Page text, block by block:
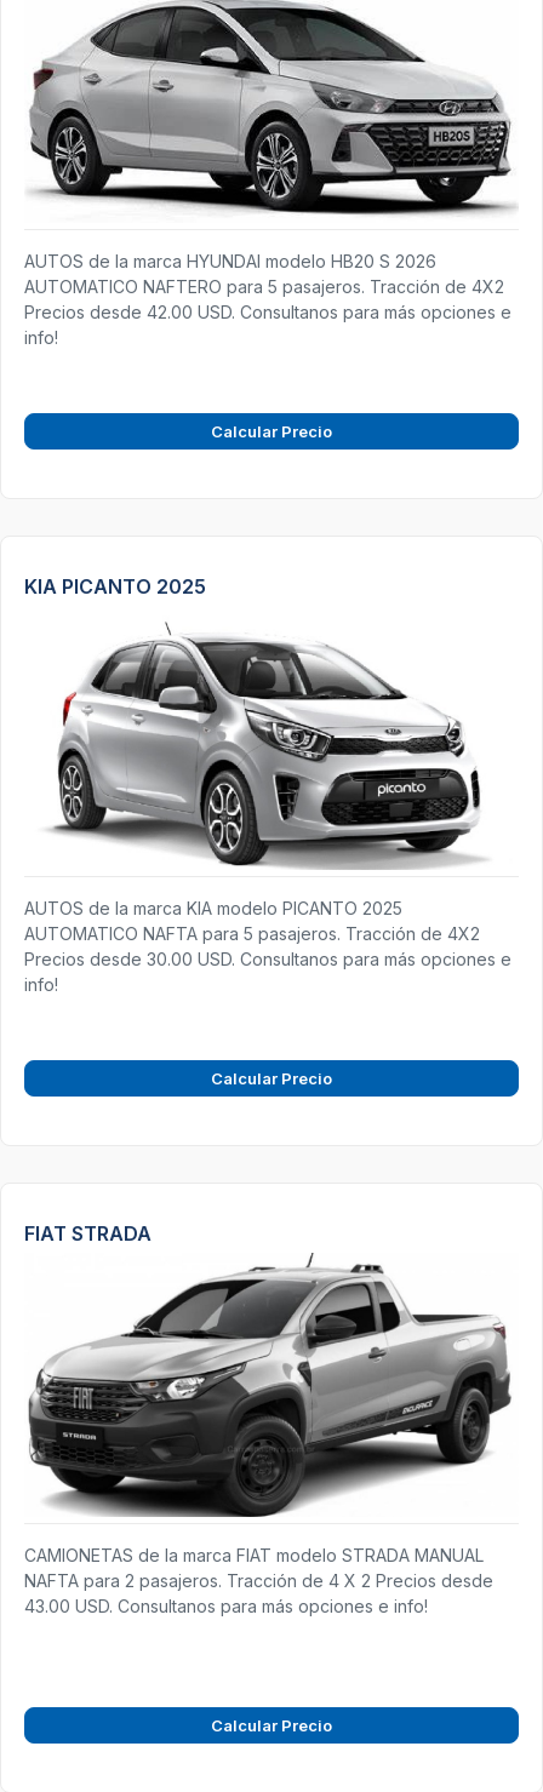
AUTOS de la marca HYUNDAI modelo HB20 S 2026
AUTOMATICO NAFTERO para 5 pasajeros. Tracción de 4X2
Precios desde 42.00 USD. Consultanos para más opciones e
info!
Calcular Precio
KIA PICANTO 2025
AUTOS de la marca KIA modelo PICANTO 2025
AUTOMATICO NAFTA para 5 pasajeros. Tracción de 4X2
Precios desde 30.00 USD. Consultanos para más opciones e
info!
Calcular Precio
FIAT STRADA
CAMIONETAS de la marca FIAT modelo STRADA MANUAL
NAFTA para 2 pasajeros. Tracción de 4 X 2 Precios desde
43.00 USD. Consultanos para más opciones e info!
Calcular Precio